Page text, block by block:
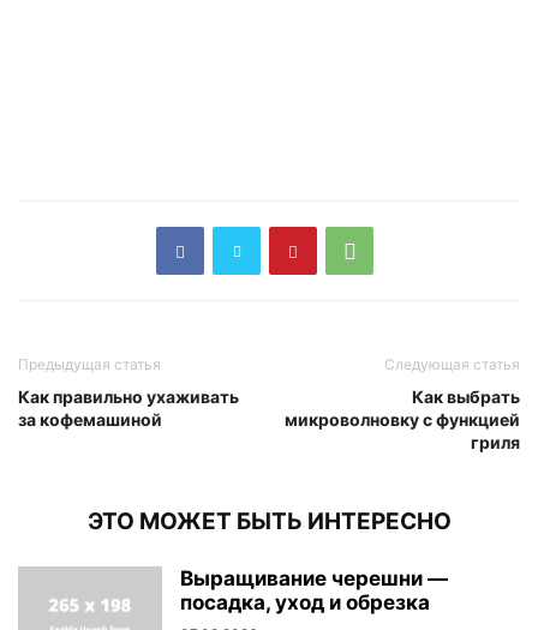
Предыдущая статья
Как правильно ухаживать
за кофемашиной
Следующая статья
Как выбрать
микроволновку с функцией
гриля
ЭТО МОЖЕТ БЫТЬ ИНТЕРЕСНО
Выращивание черешни —
посадка, уход и обрезка